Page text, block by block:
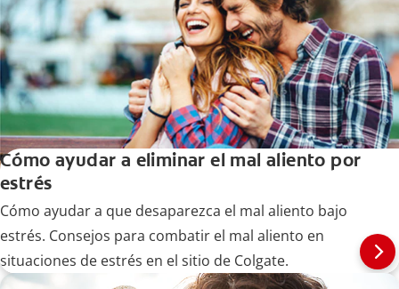
Cómo ayudar a eliminar el mal aliento por
estrés
Cómo ayudar a que desaparezca el mal aliento bajo
estrés. Consejos para combatir el mal aliento en
situaciones de estrés en el sitio de Colgate.